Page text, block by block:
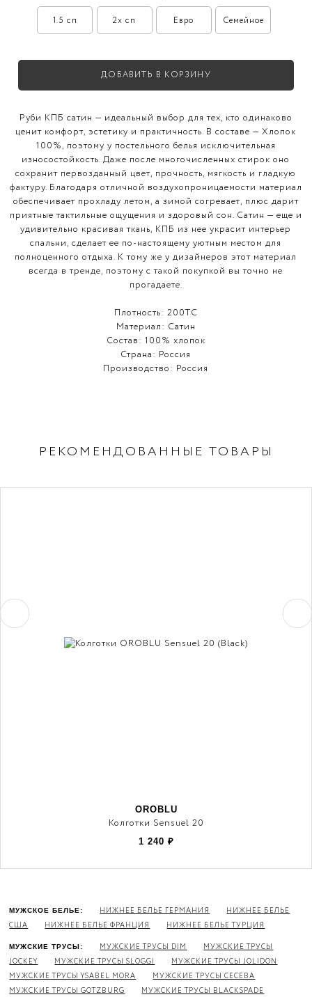
1.5 сп 2x сп Евро Семейное
ДОБАВИТЬ В КОРЗИНУ
Руби КПБ сатин — идеальный выбор для тех, кто одинаково
ценит комфорт, эстетику и практичность. В составе — Хлопок
100%, поэтому у постельного белья исключительная
износостойкость. Даже после многочисленных стирок оно
сохранит первозданный цвет, прочность, мягкость и гладкую
фактуру. Благодаря отличной воздухопроницаемости материал
обеспечивает прохладу летом, а зимой согревает, плюс дарит
приятные тактильные ощущения и здоровый сон. Сатин — еще и
удивительно красивая ткань, КПБ из нее украсит интерьер
спальни, сделает ее по-настоящему уютным местом для
полноценного отдыха. К тому же у дизайнеров этот материал
всегда в тренде, поэтому с такой покупкой вы точно не
прогадаете.
Плотность: 200TC
Материал: Cатин
Состав: 100% хлопок
Страна: Россия
Производство: Россия
РЕКОМЕНДОВАННЫЕ ТОВАРЫ
OROBLU
Колготки Sensuel 20
1 240 ₽
МУЖСКОЕ БЕЛЬЕ: НИЖНЕЕ БЕЛЬЕ ГЕРМАНИЯ
НИЖНЕЕ БЕЛЬЕ
США
НИЖНЕЕ БЕЛЬЕ ФРАНЦИЯ НИЖНЕЕ БЕЛЬЕ ТУРЦИЯ
МУЖСКИЕ ТРУСЫ: МУЖСКИЕ ТРУСЫ DIM
МУЖСКИЕ ТРУСЫ
JOCKEY
МУЖСКИЕ ТРУСЫ SLOGGI
МУЖСКИЕ ТРУСЫ JOLIDON
МУЖСКИЕ ТРУСЫ YSABEL MORA
МУЖСКИЕ ТРУСЫ CECEBA
МУЖСКИЕ ТРУСЫ GOTZBURG
МУЖСКИЕ ТРУСЫ BLACKSPADE